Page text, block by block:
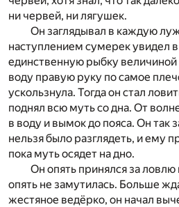
ни червей, ни лягушек.
Он заглядывал в каждую
наступлением сумерек увидел
единственную рыбку величиной
воду правую руку по самое
ускользнула. Тогда он стал
поднял всю муть со дна. От
в воду и вымок до пояса. Он так
нельзя было разглядеть, и ему
пока муть осядет на дно.
Он опять принялся за ловлю
опять не замутилась. Больше
жестяное ведёрко, он начал